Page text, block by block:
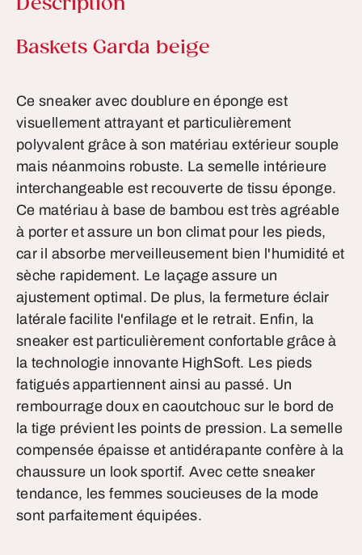
Description
Informations sur le produit
Baskets Garda beige
Ce sneaker avec doublure en éponge est
visuellement attrayant et particulièrement
polyvalent grâce à son matériau extérieur souple
mais néanmoins robuste. La semelle intérieure
interchangeable est recouverte de tissu éponge.
Ce matériau à base de bambou est très agréable
à porter et assure un bon climat pour les pieds,
car il absorbe merveilleusement bien l'humidité et
sèche rapidement. Le laçage assure un
ajustement optimal. De plus, la fermeture éclair
latérale facilite l'enfilage et le retrait. Enfin, la
sneaker est particulièrement confortable grâce à
la technologie innovante HighSoft. Les pieds
fatigués appartiennent ainsi au passé. Un
rembourrage doux en caoutchouc sur le bord de
la tige prévient les points de pression. La semelle
compensée épaisse et antidérapante confère à la
chaussure un look sportif. Avec cette sneaker
tendance, les femmes soucieuses de la mode
sont parfaitement équipées.